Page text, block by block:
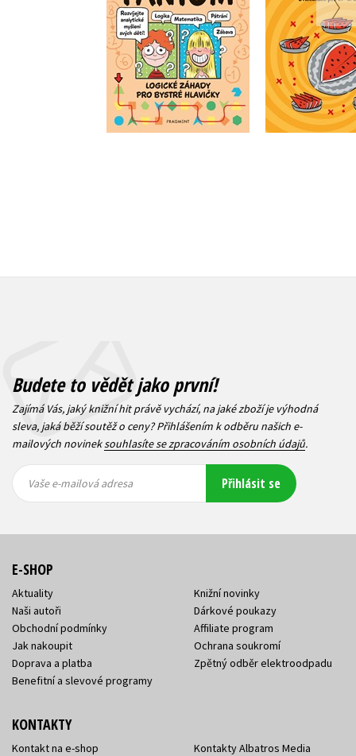
Do košíku
229 Kč
183 Kč
Do
183 Kč
Budete to vědět jako první!
Zajímá Vás, jaký knižní hit právě vychází, na jaké zboží je výhodná
sleva, jaká běží soutěž o ceny? Přihlášením k odběru našich e-
mailových novineksouhlasíte se zpracováním osobních údajů.
mailová
mailová
Vaše e-mailová adresa Přihlásit se
E-SHOP
Aktuality
Naši autoři
Obchodní podmínky
Jak nakoupit
Doprava a platba
Benefitní a slevové programy
Knižní novinky
Dárkové poukazy
Affiliate program
Ochrana soukromí
Zpětný odběr elektroodpadu
KONTAKTY
Kontakt na e-shop
Kontakty Albatros Media